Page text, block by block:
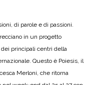
di parole e di passioni.
in un progetto
principali centri della
Questo è Poiesis, il
Merloni, che ritorna